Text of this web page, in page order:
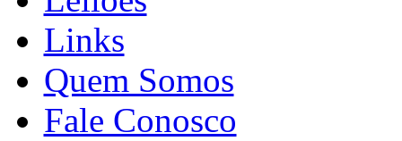
Links
Quem Somos
Fale Conosco